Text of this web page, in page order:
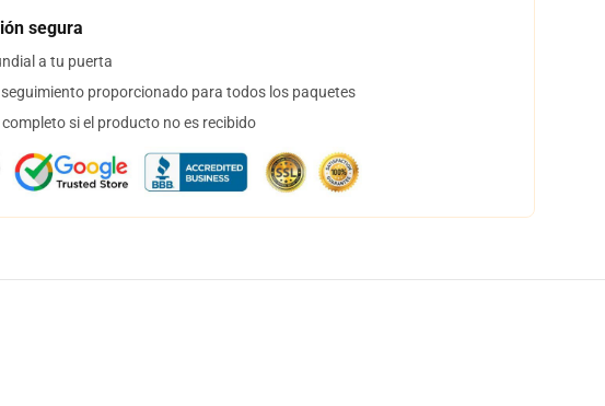
segura
a tu puerta
proporcionado para todos los paquetes
completo si el producto no es recibido